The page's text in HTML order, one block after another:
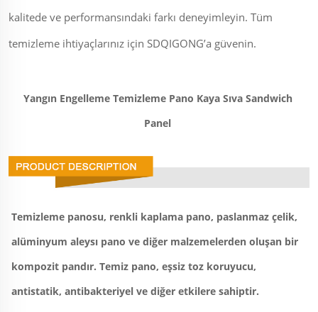
kalitede ve performansındaki farkı deneyimleyin. Tüm
temizleme ihtiyaçlarınız için SDQIGONG’a güvenin.
Yangın Engelleme Temizleme Pano Kaya Sıva Sandwich
Panel
Temizleme panosu, renkli kaplama pano, paslanmaz çelik,
alüminyum aleysı pano ve diğer malzemelerden oluşan bir
kompozit pandır. Temiz pano, eşsiz toz koruyucu,
antistatik, antibakteriyel ve diğer etkilere sahiptir.